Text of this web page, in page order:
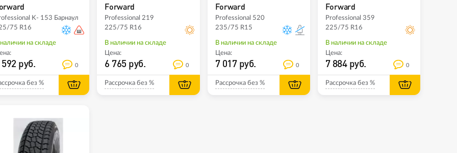
K- 153 Барнаул
75 R16
на складе
руб. 0
без %
Forward
Professional 219
225/75 R16
В наличии на складе
Цена:
6 765 руб. 0
Рассрочка без %
Forward
Professional 520
235/75 R15
В наличии на складе
Цена:
7 017 руб. 0
Рассрочка без %
Forward
Professional 359
225/75 R16
В наличии на складе
Цена:
7 884 руб. 0
Рассрочка без %